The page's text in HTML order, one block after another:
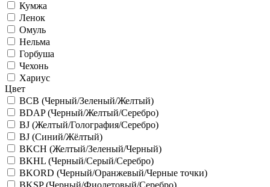
Кумжа
Ленок
Омуль
Нельма
Горбуша
Чехонь
Хариус
Цвет
BCB (Черный/Зеленый/Желтый)
BDAP (Черный/Желтый/Серебро)
BJ (Желтый/Голография/Серебро)
BJ (Синий/Жёлтый)
BKCH (Желтый/Зеленый/Черный)
BKHL (Черный/Серый/Серебро)
BKORD (Черный/Оранжевый/Черные точки)